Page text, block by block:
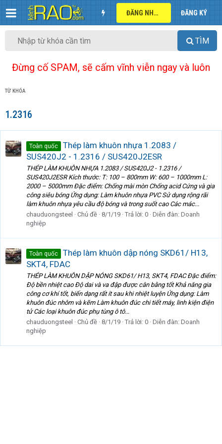
ĐĂNG NHẬP ĐĂNG KÝ
TÌM
Đừng cố SPAM, sẽ cấm vĩnh viễn ngay và luôn
TỪ KHÓA
1.2316
Toàn quốc
Thép làm khuôn nhựa 1.2083 /
SUS420J2 - 1.2316 / SUS420J2ESR
THÉP LÀM KHUÔN NHỰA 1.2083 / SUS420J2 - 1.2316 /
SUS420J2ESR Kích thước: T: 100 – 800mm W: 600 – 1000mm L:
2000 – 5000mm Đặc điểm: Chống mài mòn Chống acid Cứng và gia
công siêu bóng Ứng dụng: Làm khuôn nhựa PVC Sử dụng rộng rãi
làm khuôn nhựa yêu cầu độ bóng và trong suốt cao Các mác...
chauduongsteel
Chủ đề 8/1/19 Trả lời: 0 Diễn đàn: Doanh
nghiệp
Toàn quốc
Thép làm khuôn dập nóng SKD61/ H13,
SKT4, FDAC
THÉP LÀM KHUÔN DẬP NÓNG SKD61/ H13, SKT4, FDAC Đặc điểm:
Độ bền nhiệt cao Độ dai và va đập được cân bằng tốt Khả năng gia
công cơ khí tốt, biến dạng rất ít sau khi nhiệt luyện Ứng dụng: Làm
khuôn đúc nhôm và kẽm Làm khuôn đúc chi tiết máy, linh kiện điện
tử Các loại khuôn đúc phụ tùng ô tô...
chauduongsteel
Chủ đề 8/1/19 Trả lời: 0 Diễn đàn: Doanh
nghiệp